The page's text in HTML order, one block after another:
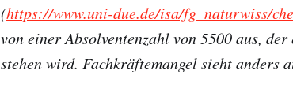
(https://www.uni-due.de/isa/fg_naturwiss/
von einer Absolventenzahl von 5500 aus,
stehen wird. Fachkräftemangel sieht anders